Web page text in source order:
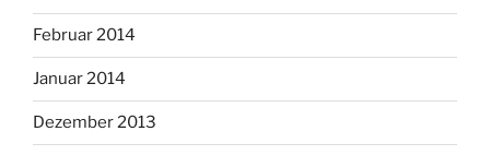
Februar 2014
Januar 2014
Dezember 2013